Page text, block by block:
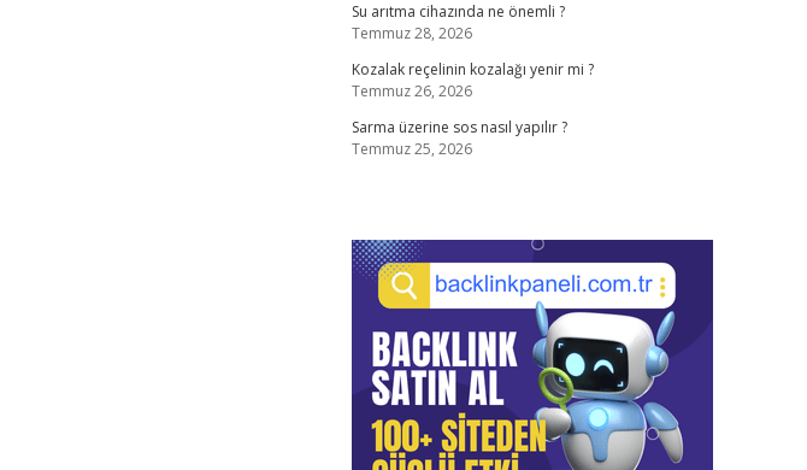
Su arıtma cihazında ne önemli ?
Temmuz 28, 2026
Kozalak reçelinin kozalağı yenir mi ?
Temmuz 26, 2026
Sarma üzerine sos nasıl yapılır ?
Temmuz 25, 2026